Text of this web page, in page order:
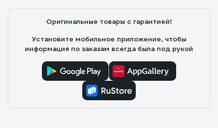
Оригинальные товары с гарантией!
Установите мобильное приложение, чтобы
информация по заказам всегда была под рукой